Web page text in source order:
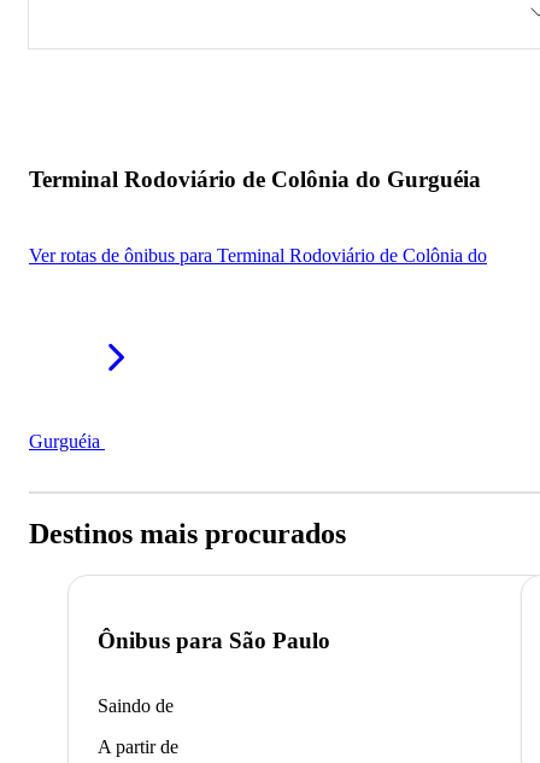
Terminal Rodoviário de Colônia do Gurguéia
Ver rotas de ônibus para Terminal Rodoviário de Colônia do
Gurguéia
Destinos mais procurados
Ônibus para São Paulo
Saindo de
A partir de